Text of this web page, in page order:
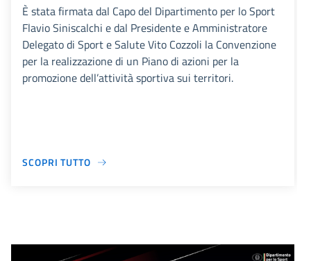
È stata firmata dal Capo del Dipartimento per lo Sport
Flavio Siniscalchi e dal Presidente e Amministratore
Delegato di Sport e Salute Vito Cozzoli la Convenzione
per la realizzazione di un Piano di azioni per la
promozione dell’attività sportiva sui territori.
SCOPRI TUTTO